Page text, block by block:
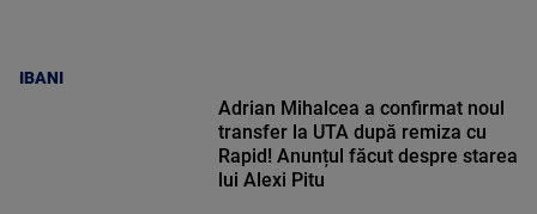
IBANI
Adrian Mihalcea a confirmat noul
transfer la UTA după remiza cu
Rapid! Anunțul făcut despre starea
lui Alexi Pitu